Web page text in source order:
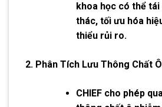
khoa học có thể
thác, tối ưu hóa
thiểu rủi ro.
Phân Tích Lưu Thông Chất
CHIEF cho phép